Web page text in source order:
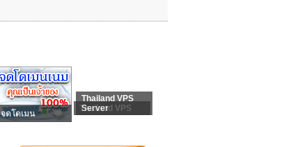
จดโดเมน
Thailand VPS
Thailand VPS
Server